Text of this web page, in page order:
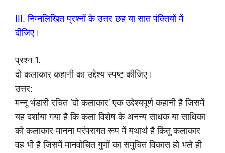
III. निम्नलिखित प्रश्नों के उत्तर छह या सात पंक्तियों में
दीजिए।
प्रश्न 1.
दो कलाकार कहानी का उद्देश्य स्पष्ट कीजिए।
उत्तर:
मन्नू भंडारी रचित ‘दो कलाकार’ एक उद्देश्यपूर्ण कहानी है जिसमें
यह दर्शाया गया है कि कला विशेष के अनन्य साधक या साधिका
को कलाकार मानना परंपरागत रूप में यथार्थ है किंतु कलाकार
वह भी है जिसमें मानवोचित गुणों का समुचित विकास हो भले ही